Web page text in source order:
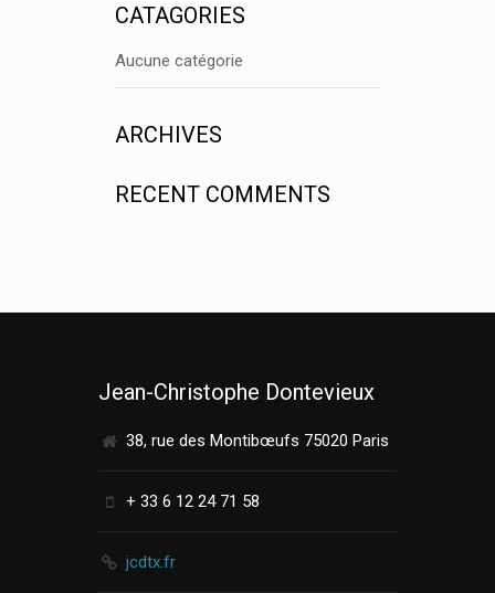
CATAGORIES
Aucune catégorie
ARCHIVES
RECENT COMMENTS
Jean-Christophe Dontevieux
38, rue des Montibœufs 75020 Paris
+ 33 6 12 24 71 58
jcdtx.fr